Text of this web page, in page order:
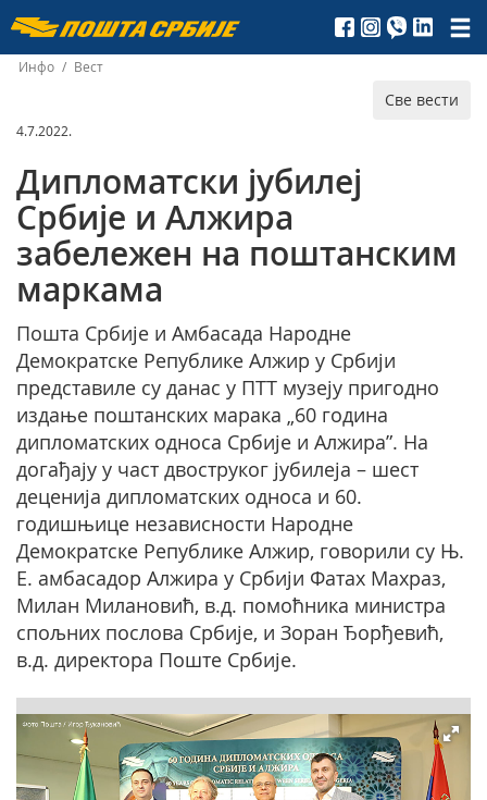
Пошта
Србије
д.о.о.
Инфо / Вест
Све вести
4.7.2022.
Дипломатски јубилеј
Србије и Алжира
забележен на поштанским
маркама
Пошта Србије и Амбасада Народне
Демократске Републике Алжир у Србији
представиле су данас у ПТТ музеју пригодно
издање поштанских марака „60 година
дипломатских односа Србије и Алжира”. На
догађају у част двоструког јубилеја – шест
деценија дипломатских односа и 60.
годишњице независности Народне
Демократске Републике Алжир, говорили су Њ.
Е. амбасадор Алжира у Србији Фатах Махраз,
Милан Милановић, в.д. помоћника министра
спољних послова Србије, и Зоран Ђорђевић,
в.д. директора Поште Србије.